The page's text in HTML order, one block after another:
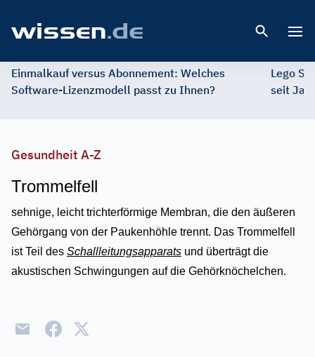
Einmalkauf versus Abonnement: Welches
Software-Lizenzmodell passt zu Ihnen?
Lego
seit
Gesundheit A-Z
Trommelfell
sehnige, leicht trichterförmige Membran, die den äußeren
Gehörgang von der Paukenhöhle trennt. Das Trommelfell
ist Teil des Schallleitungsapparats und überträgt die
akustischen Schwingungen auf die Gehörknöchelchen.